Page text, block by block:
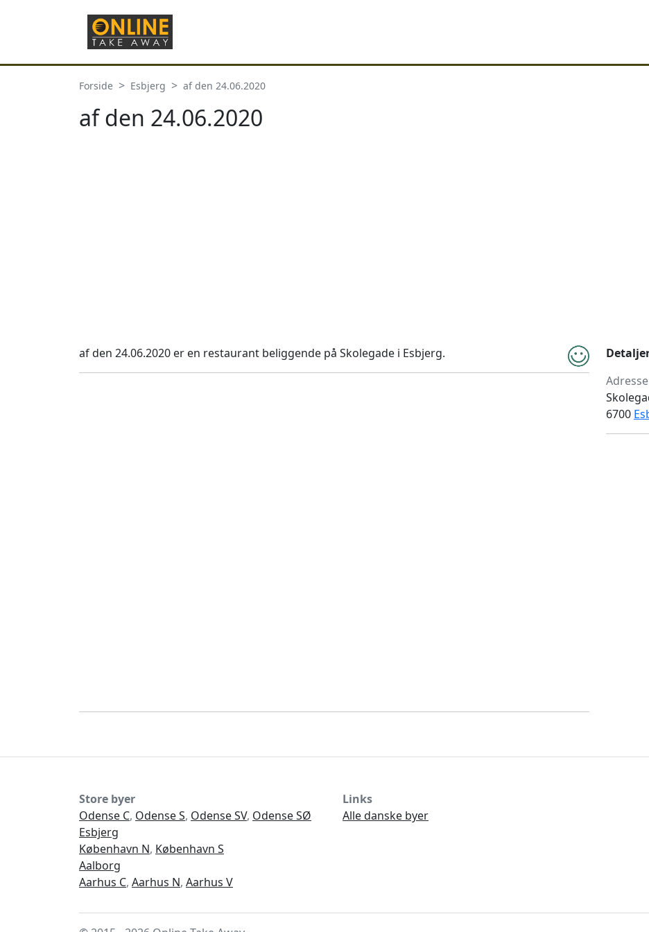
Forside Esbjerg af den 24.06.2020
af den 24.06.2020
af den 24.06.2020 er en restaurant beliggende på Skolegade i Esbjerg.
6700
Store byer
Odense C, Odense S, Odense SV, Odense SØ
Esbjerg
København N, København S
Aalborg
Aarhus C, Aarhus N, Aarhus V
Links
Alle danske byer